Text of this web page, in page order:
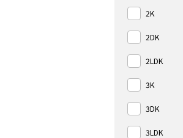
2K
2DK
2LDK
3K
3DK
3LDK